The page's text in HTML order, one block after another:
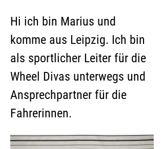
Hi ich bin Marius und
komme aus Leipzig. Ich bin
als sportlicher Leiter für die
Wheel Divas unterwegs und
Ansprechpartner für die
Fahrerinnen.